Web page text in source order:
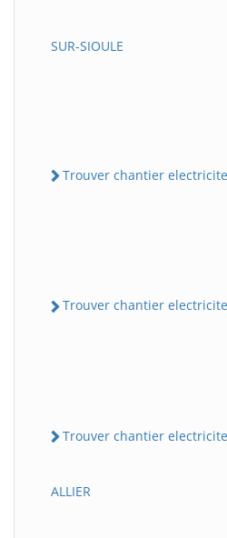
SUR-SIOULE
Trouver chantier electricite
Trouver chantier electricite
Trouver chantier electricite
ALLIER